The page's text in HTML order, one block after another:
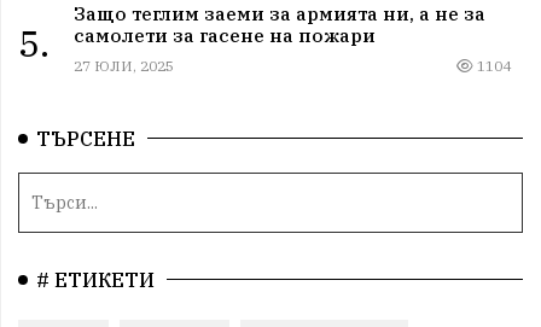
5.
Защо теглим заеми за армията ни, а не за
самолети за гасене на пожари
27 ЮЛИ, 2025 1104
ТЪРСЕНЕ
# ЕТИКЕТИ